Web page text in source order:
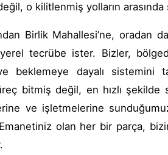
o kilitlenmiş yolların
Birlik Mahallesi’ne, oradan
tecrübe ister. Bizler,
beklemeye dayalı sistemini
bitmiş değil, en hızlı
ve işletmelerine
olan her bir parça,